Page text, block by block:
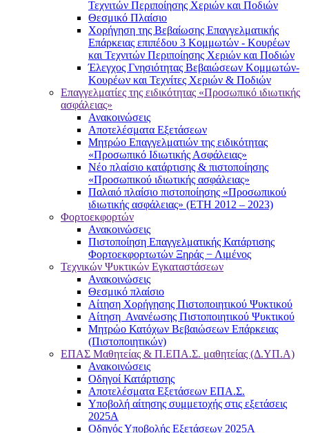
Τεχνιτών Περιποίησης Χεριών και Ποδιών
Θεσμικό Πλαίσιο
Χορήγηση της Βεβαίωσης Επαγγελματικής
Επάρκειας επιπέδου 3 Κομμωτών - Κουρέων
και Τεχνιτών Περιποίησης Χεριών και Ποδιών
Έλεγχος Γνησιότητας Βεβαιώσεων Κομμωτών-
Κουρέων και Τεχνίτες Χεριών & Ποδιών
Επαγγελματίες της ειδικότητας «Προσωπικό ιδιωτικής
ασφάλειας»
Ανακοινώσεις
Αποτελέσματα Εξετάσεων
Μητρώο Επαγγελματιών της ειδικότητας
«Προσωπικό Ιδιωτικής Ασφάλειας»
Νέο πλαίσιο κατάρτισης & πιστοποίησης
«Προσωπικού ιδιωτικής ασφάλειας»
Παλαιό πλαίσιο πιστοποίησης «Προσωπικού
ιδιωτικής ασφάλειας» (ΕΤΗ 2012 – 2023)
Φορτοεκφορτών
Ανακοινώσεις
Πιστοποίηση Επαγγελματικής Κατάρτισης
Φορτοεκφορτωτών Ξηράς − Λιμένος
Τεχνικών Ψυκτικών Εγκαταστάσεων
Ανακοινώσεις
Θεσμικό πλαίσιο
Αίτηση Χορήγησης Πιστοποιητικού Ψυκτικού
Αίτηση Ανανέωσης Πιστοποιητικού Ψυκτικού
Μητρώο Κατόχων Βεβαιώσεων Επάρκειας
(Πιστοποιητικών)
ΕΠΑΣ Μαθητείας & Π.ΕΠΑ.Σ. μαθητείας (Δ.ΥΠ.Α)
Ανακοινώσεις
Oδηγοί Κατάρτισης
Αποτελέσματα Εξετάσεων ΕΠΑ.Σ.
Υποβολή αίτησης συμμετοχής στις εξετάσεις
2025Α
Οδηγός Υποβολής Εξετάσεων 2025A